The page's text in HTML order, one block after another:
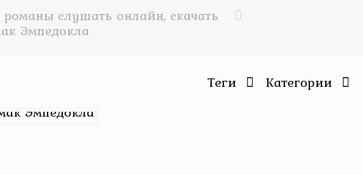
романы слушать онлайн, скачать
Эмпедокла
Категории
Теги